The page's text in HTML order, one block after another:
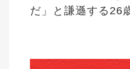
だ」と謙遜する26